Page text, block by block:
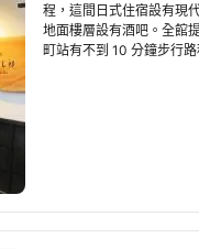
程，這間日式住宿設有現
地面樓層設有酒吧。全館
町站有不到 10 分鐘步行